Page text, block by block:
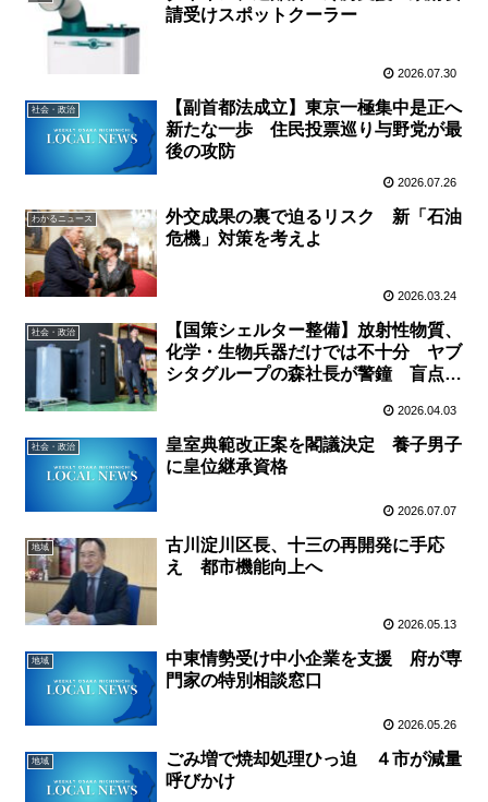
請受けスポットクーラー
2026.07.30
社会・政治
【副首都法成立】東京一極集中是正へ
新たな一歩 住民投票巡り与野党が最
後の攻防
2026.07.26
わかるニュース
外交成果の裏で迫るリスク 新「石油
危機」対策を考えよ
2026.03.24
社会・政治
【国策シェルター整備】放射性物質、
化学・生物兵器だけでは不十分 ヤブ
シタグループの森社長が警鐘 盲点は
2026.04.03
社会・政治
皇室典範改正案を閣議決定 養子男子
に皇位継承資格
2026.07.07
地域
古川淀川区長、十三の再開発に手応
え 都市機能向上へ
2026.05.13
地域
中東情勢受け中小企業を支援 府が専
門家の特別相談窓口
2026.05.26
地域
ごみ増で焼却処理ひっ迫 ４市が減量
呼びかけ